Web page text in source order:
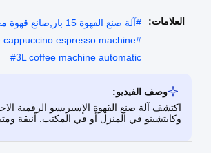
العلامات: #آلة صنع القهوة 15 بار,صانع قهوة محترف ذكي,آلة القهوة 3 لتر أوتوماتيكية
#
espresso machine
#3L coffee machine automatic
وصف الفيديو:
وكابتشينو في المنزل أو في المكتب. أنيقة